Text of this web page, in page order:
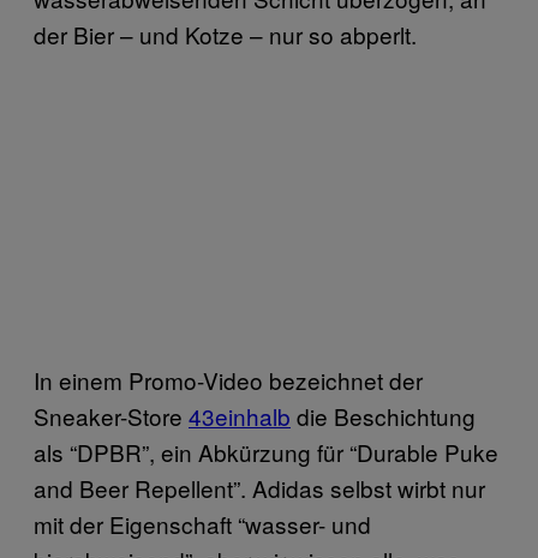
der Bier – und Kotze – nur so abperlt.
In einem Promo-Video bezeichnet der
Sneaker-Store 43einhalb die Beschichtung
als “DPBR”, ein Abkürzung für “Durable Puke
and Beer Repellent”. Adidas selbst wirbt nur
mit der Eigenschaft “wasser- und